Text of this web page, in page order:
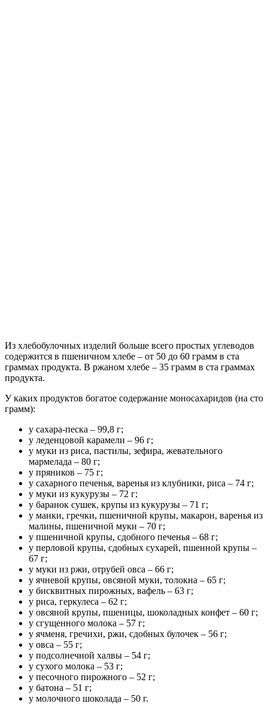
Из хлебобулочных изделий больше всего простых углеводов
содержится в пшеничном хлебе – от 50 до 60 грамм в ста
граммах продукта. В ржаном хлебе – 35 грамм в ста граммах
продукта.
У каких продуктов богатое содержание моносахаридов (на сто
грамм):
у сахара-песка – 99,8 г;
у леденцовой карамели – 96 г;
у муки из риса, пастилы, зефира, жевательного
мармелада – 80 г;
у пряников – 75 г;
у сахарного печенья, варенья из клубники, риса – 74 г;
у муки из кукурузы – 72 г;
у баранок сушек, крупы из кукурузы – 71 г;
у манки, гречки, пшеничной крупы, макарон, варенья из
малины, пшеничной муки – 70 г;
у пшеничной крупы, сдобного печенья – 68 г;
у перловой крупы, сдобных сухарей, пшенной крупы –
67 г;
у муки из ржи, отрубей овса – 66 г;
у ячневой крупы, овсяной муки, толокна – 65 г;
у бисквитных пирожных, вафель – 63 г;
у риса, геркулеса – 62 г;
у овсяной крупы, пшеницы, шоколадных конфет – 60 г;
у сгущенного молока – 57 г;
у ячменя, гречихи, ржи, сдобных булочек – 56 г;
у овса – 55 г;
у подсолнечной халвы – 54 г;
у сухого молока – 53 г;
у песочного пирожного – 52 г;
у батона – 51 г;
у молочного шоколада – 50 г.